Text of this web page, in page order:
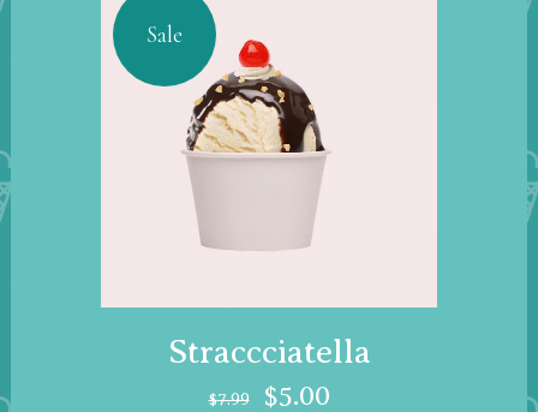
Sale
Straccciatella
$7.99 $5.00